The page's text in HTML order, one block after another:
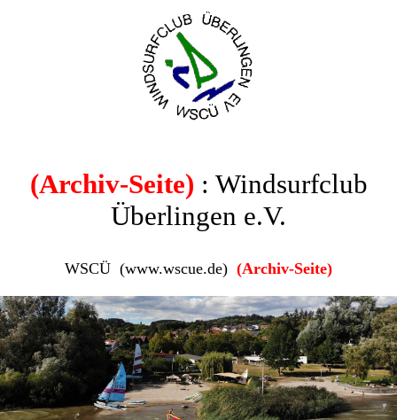
(Archiv-Seite) : Windsurfclub
Überlingen e.V.
WSCÜ (www.wscue.de) (Archiv-Seite)